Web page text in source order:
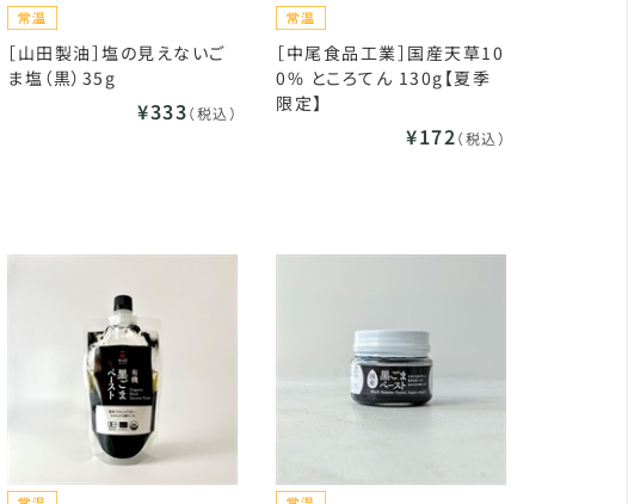
［山田製油］塩の見えないご
ま塩（黒）35g
¥333（税込）
［中尾食品工業］国産天草10
0% ところてん 130g【夏季
限定】
¥172（税込）